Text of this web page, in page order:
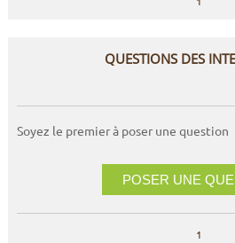
QUESTIONS DES
Soyez le premier à poser une question
POSER UNE
1